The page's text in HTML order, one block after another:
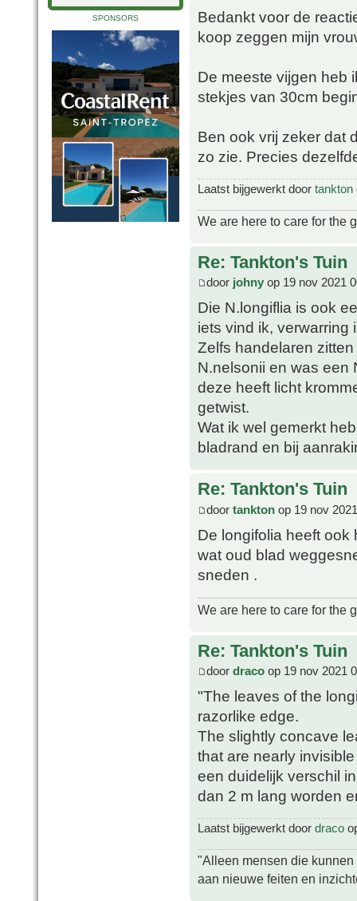
SPONSORS
Bedankt voor de
koop zeggen mijn
De meeste vijgen heb
stekjes van 30cm
Ben ook vrij zeker dat
zo zie. Precies
Laatst bijgewerkt door tankton
We are here to care for the
Re: Tankton's Tuin
door johny op 19 nov 2021
Die N.longiflia is ook
iets vind ik, verwarring
Zelfs handelaren
N.nelsonii en was een
deze heeft licht
getwist.
Wat ik wel gemerkt
bladrand en bij
Re: Tankton's Tuin
door tankton op 19 nov
De longifolia heeft ook
wat oud blad
sneden .
We are here to care for the
Re: Tankton's Tuin
door draco op 19 nov 2021
"The leaves of the
razorlike edge.
The slightly concave
that are nearly
een duidelijk verschil
dan 2 m lang worden
Laatst bijgewerkt door draco
"Alleen mensen die
aan nieuwe feiten en